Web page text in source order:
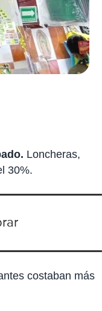
Loncheras,
30%.
costaban más